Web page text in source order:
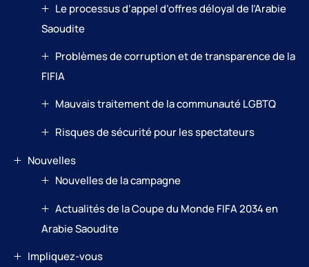
Le processus d’appel d’offres déloyal de l’Arabie
Saoudite
Problèmes de corruption et de transparence de la
FIFIA
Mauvais traitement de la communauté LGBTQ
Risques de sécurité pour les spectateurs
Nouvelles
Nouvelles de la campagne
Actualités de la Coupe du Monde FIFA 2034 en
Arabie Saoudite
Impliquez-vous